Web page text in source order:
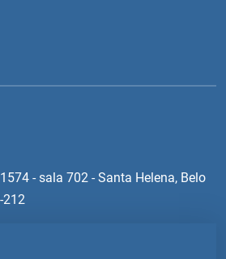
- sala 702 - Santa Helena, Belo
212